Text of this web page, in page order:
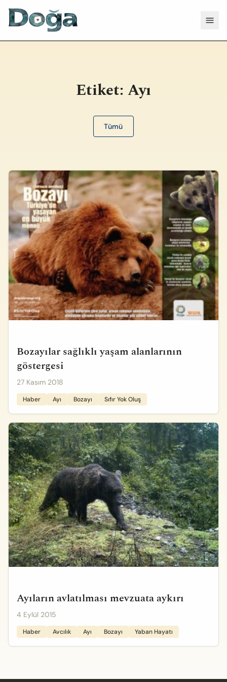
Etiket:Ayı
Tümü
Bozayılar sağlıklı yaşam alanlarının
göstergesi
27 Kasım 2018
Haber Ayı Bozayı Sıfır Yok Oluş
Ayıların avlatılması mevzuata aykırı
4 Eylül 2015
Haber Avcılık Ayı Bozayı Yaban Hayatı